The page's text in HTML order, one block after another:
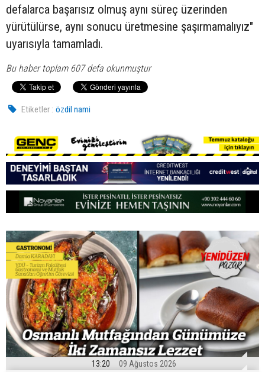
defalarca başarısız olmuş aynı süreç üzerinden
yürütülürse, aynı sonucu üretmesine şaşırmamalıyız"
uyarısıyla tamamladı.
Bu haber toplam 607 defa okunmuştur
Etiketler : özdil nami
13:20 09 Ağustos 2026